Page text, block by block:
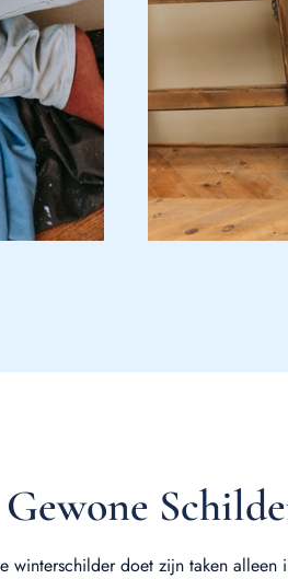
Gewone
doet zijn taken